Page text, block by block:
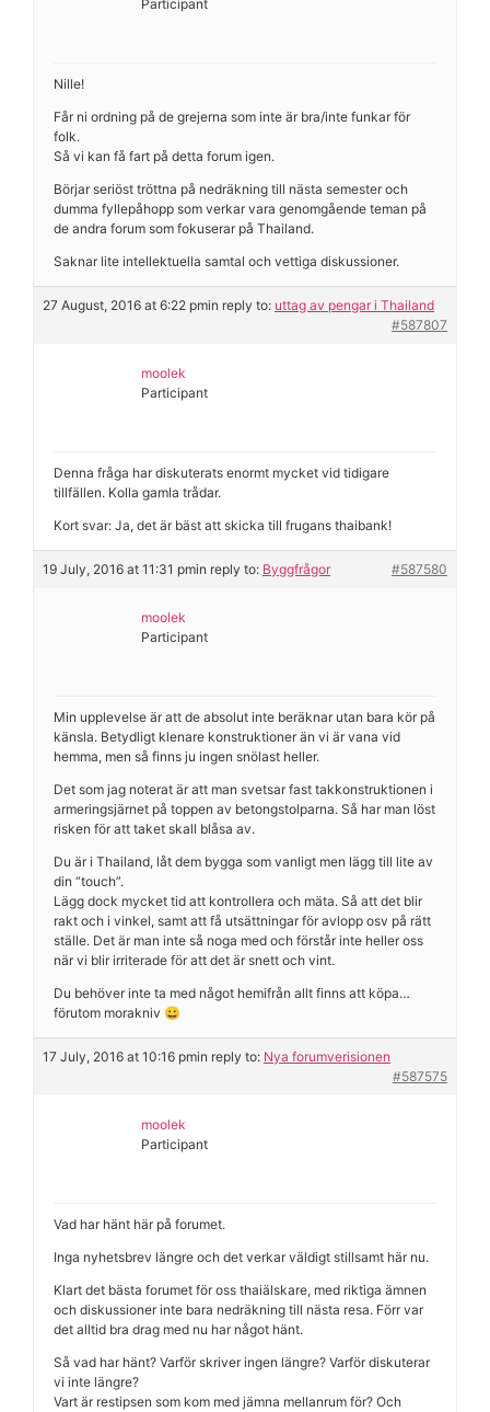
Participant
Nille!
Får ni ordning på de grejerna som inte är bra/inte funkar för
folk.
Så vi kan få fart på detta forum igen.
Börjar seriöst tröttna på nedräkning till nästa semester och
dumma fyllepåhopp som verkar vara genomgående teman på
de andra forum som fokuserar på Thailand.
Saknar lite intellektuella samtal och vettiga diskussioner.
27 August, 2016 at 6:22 pmin reply to: uttag av pengar i Thailand
#587807
moolek
Participant
Denna fråga har diskuterats enormt mycket vid tidigare
tillfällen. Kolla gamla trådar.
Kort svar: Ja, det är bäst att skicka till frugans thaibank!
19 July, 2016 at 11:31 pmin reply to: Byggfrågor #587580
moolek
Participant
Min upplevelse är att de absolut inte beräknar utan bara kör på
känsla. Betydligt klenare konstruktioner än vi är vana vid
hemma, men så finns ju ingen snölast heller.
Det som jag noterat är att man svetsar fast takkonstruktionen i
armeringsjärnet på toppen av betongstolparna. Så har man löst
risken för att taket skall blåsa av.
Du är i Thailand, låt dem bygga som vanligt men lägg till lite av
din “touch”.
Lägg dock mycket tid att kontrollera och mäta. Så att det blir
rakt och i vinkel, samt att få utsättningar för avlopp osv på rätt
ställe. Det är man inte så noga med och förstår inte heller oss
när vi blir irriterade för att det är snett och vint.
Du behöver inte ta med något hemifrån allt finns att köpa…
förutom morakniv 😀
17 July, 2016 at 10:16 pmin reply to: Nya forumverisionen
#587575
moolek
Participant
Vad har hänt här på forumet.
Inga nyhetsbrev längre och det verkar väldigt stillsamt här nu.
Klart det bästa forumet för oss thaiälskare, med riktiga ämnen
och diskussioner inte bara nedräkning till nästa resa. Förr var
det alltid bra drag med nu har något hänt.
Så vad har hänt? Varför skriver ingen längre? Varför diskuterar
vi inte längre?
Vart är restipsen som kom med jämna mellanrum för? Och